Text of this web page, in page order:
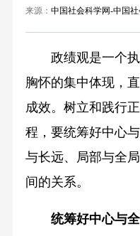
来源： 中国社会科学网-中国
政绩观是一个执
胸怀的集中体现，
成效。树立和践行
程，要统筹好中心
与长远、局部与全
间的关系。
统筹好中心与全